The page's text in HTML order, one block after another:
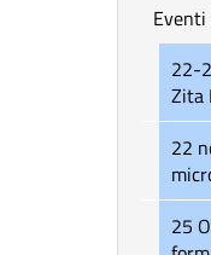
22-23-24 novembre 2024 - XVI Trofeo
Zita
22 novembre 2024 - Passami il
25 Ottobre 2024 - Evento CampBus